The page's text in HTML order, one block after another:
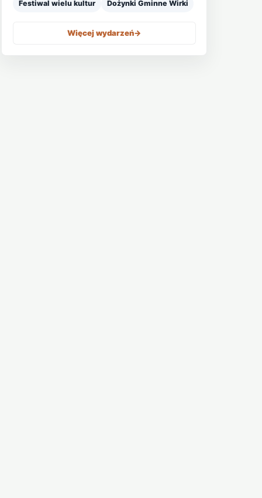
Festiwal wielu kultur Dożynki Gminne Wirki
Więcej wydarzeń->